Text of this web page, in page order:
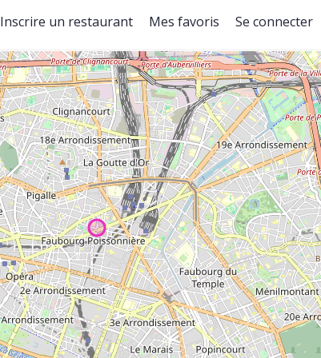
Se connecter
Inscrire un restaurant Mes favoris